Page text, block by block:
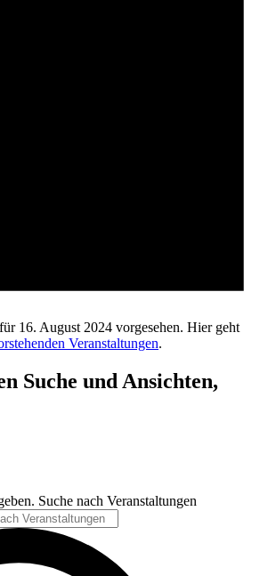
16. August 2024 vorgesehen. Hier geht
Veranstaltungen.
Suche und Ansichten,
Suche nach Veranstaltungen